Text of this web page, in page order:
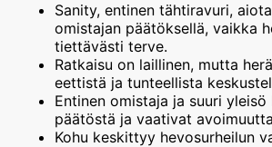
Sanity, entinen tähtiravuri,
omistajan päätöksellä, vaikka
tiettävästi terve.
Ratkaisu on laillinen, mutta
eettistä ja tunteellista
Entinen omistaja ja suuri
päätöstä ja vaativat
Kohu keskittyy hevosurheilun